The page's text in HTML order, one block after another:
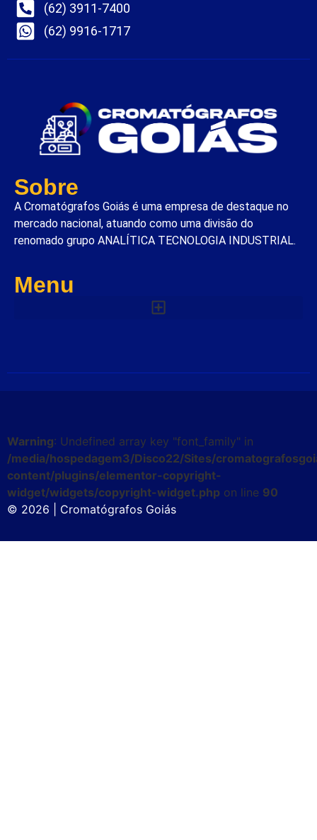
(62) 3911-7400
(62) 9916-1717
Sobre
A Cromatógrafos Goiás é uma empresa de destaque no
mercado nacional, atuando como uma divisão do
renomado grupo ANALÍTICA TECNOLOGIA INDUSTRIAL.
Menu
Warning: Undefined array key "font_family" in
/media/hospedagem3/Disco22/Sites/
content/plugins/elementor-copyright-
widget/widgets/copyright-widget.php on line 90
© 2026 | Cromatógrafos Goiás